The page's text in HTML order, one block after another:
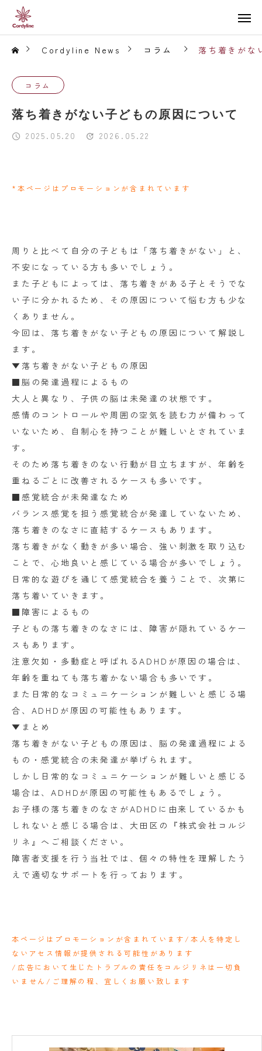
Cordyline News コラム 落ち着きがな
コラム
落ち着きがない子どもの原因について
2025.05.20 2026.05.22
*本ページはプロモーションが含まれています
周りと比べて自分の子どもは「落ち着きがない」と、
不安になっている方も多いでしょう。
また子どもによっては、落ち着きがある子とそうでな
い子に分かれるため、その原因について悩む方も少な
くありません。
今回は、落ち着きがない子どもの原因について解説し
ます。
▼落ち着きがない子どもの原因
■脳の発達過程によるもの
大人と異なり、子供の脳は未発達の状態です。
感情のコントロールや周囲の空気を読む力が備わって
いないため、自制心を持つことが難しいとされていま
す。
そのため落ち着きのない行動が目立ちますが、年齢を
重ねるごとに改善されるケースも多いです。
■感覚統合が未発達なため
バランス感覚を担う感覚統合が発達していないため、
落ち着きのなさに直結するケースもあります。
落ち着きがなく動きが多い場合、強い刺激を取り込む
ことで、心地良いと感じている場合が多いでしょう。
日常的な遊びを通じて感覚統合を養うことで、次第に
落ち着いていきます。
■障害によるもの
子どもの落ち着きのなさには、障害が隠れているケー
スもあります。
注意欠如・多動症と呼ばれるADHDが原因の場合は、
年齢を重ねても落ち着かない場合も多いです。
また日常的なコミュニケーションが難しいと感じる場
合、ADHDが原因の可能性もあります。
▼まとめ
落ち着きがない子どもの原因は、脳の発達過程による
もの・感覚統合の未発達が挙げられます。
しかし日常的なコミュニケーションが難しいと感じる
場合は、ADHDが原因の可能性もあるでしょう。
お子様の落ち着きのなさがADHDに由来しているかも
しれないと感じる場合は、大田区の『株式会社コルジ
リネ』へご相談ください。
障害者支援を行う当社では、個々の特性を理解したう
えで適切なサポートを行っております。
本ページはプロモーションが含まれています/本人を特定し
ないアセス情報が提供される可能性があります
/広告において生じたトラブルの責任をコルジリネは一切負
いません/ご理解の程、宜しくお願い致します